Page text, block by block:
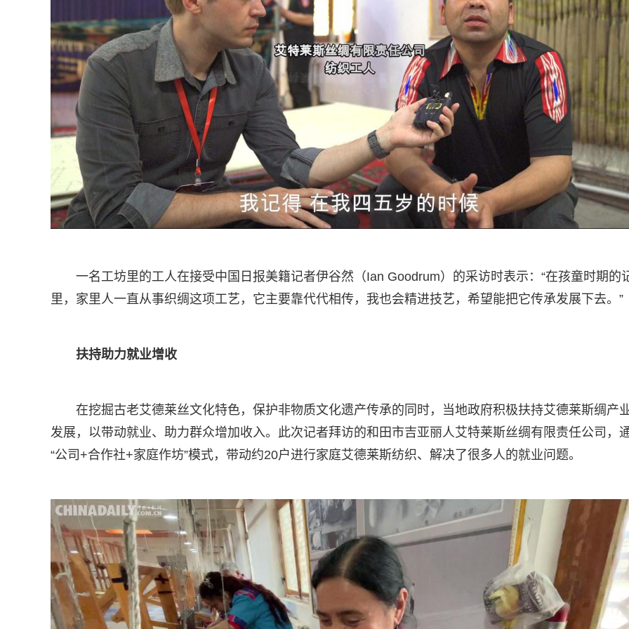
一名工坊里的工人在接受中国日报美籍记者伊谷然（Ian Goodrum）的采访时表示：“在孩童时期的
里，家里人一直从事织绸这项工艺，它主要靠代代相传，我也会精进技艺，希望能把它传承发展下去。”
扶持助力就业增收
在挖掘古老艾德莱丝文化特色，保护非物质文化遗产传承的同时，当地政府积极扶持艾德莱斯绸产
发展，以带动就业、助力群众增加收入。此次记者拜访的和田市吉亚丽人艾特莱斯丝绸有限责任公司，
“公司+合作社+家庭作坊”模式，带动约20户进行家庭艾德莱斯纺织、解决了很多人的就业问题。